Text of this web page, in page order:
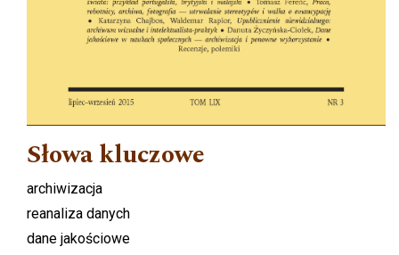
Słowa kluczowe
archiwizacja
reanaliza danych
dane jakościowe